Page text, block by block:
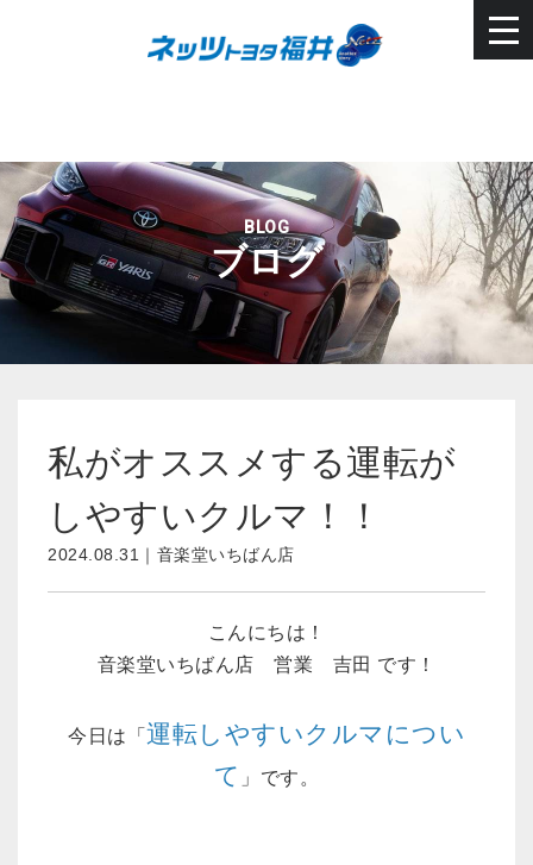
BLOG
ブログ
私がオススメする運転が
しやすいクルマ！！
2024.08.31｜音楽堂いちばん店
こんにちは！
音楽堂いちばん店 営業 吉田 です！
今日は「 運転しやすいクルマについ
て 」です。